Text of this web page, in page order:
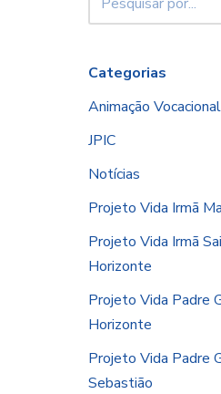
Categorias
Animação Vocacional
JPIC
Notícias
Projeto Vida Irmã
Projeto Vida Irmã
Horizonte
Projeto Vida Padre
Horizonte
Projeto Vida Padre
Sebastião